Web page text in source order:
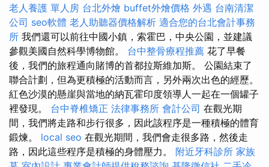
老人養護 單人房 台北外燴 buffet外燴價格 外遇 台南清潔
公司 seo軟體 老人助聽器價格解析 適合您的台北會計事務
所 我們還可以前往中國小鎮，索霍巴，中央公園，並建議
參觀美國自然科學博物館。 台中整骨療程推薦 花了早餐
後，我們的旅程通向賭博的首都拉斯維加斯。 公園結束了
聯合計劃，但為更積極的活動而言，另外兩次出色的經歷。
紅色沙漠的懸崖與當地的納瓦霍印度領導人一起在一個罐子
裡發現。 台中脊椎矯正 法律事務所 會計公司 在觀光期
間，我們將走路和步行很多，因此該程序是一種積極的體育
鍛煉。 local seo 在觀光期間，我們會走很多路，然後走
路，因此這些程序是積極的身體壓力。 附近牙科診所 家族